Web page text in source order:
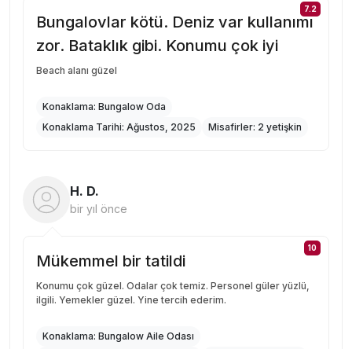
7.2
Bungalovlar kötü. Deniz var kullanımı
zor. Bataklık gibi. Konumu çok iyi
Beach alanı güzel
Konaklama: Bungalow Oda
Konaklama Tarihi: Ağustos, 2025 Misafirler: 2 yetişkin
H. D.
bir yıl önce
10
Mükemmel bir tatildi
Konumu çok güzel. Odalar çok temiz. Personel güler yüzlü,
ilgili. Yemekler güzel. Yine tercih ederim.
Konaklama: Bungalow Aile Odası